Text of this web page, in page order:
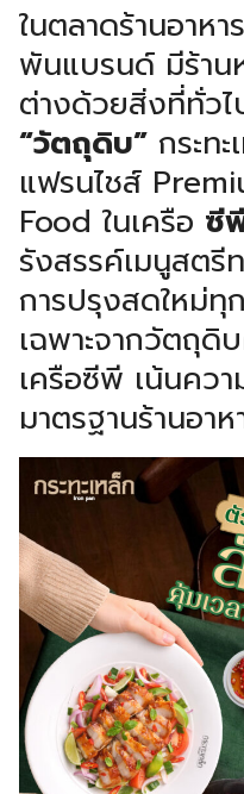
ในตลาดร้านอาห
พันแบรนด์ มีร้าน
ต่างด้วยสิ่งที่ทั่ว
“วัตถุดิบ” กระท
แฟรนไชส์
Food ในเครือ ซี
รังสรรค์เมนูสต
การปรุงสดใหม่
เฉพาะจากวัตถุ
เครือซีพี เน้นคว
มาตรฐานร้านอา